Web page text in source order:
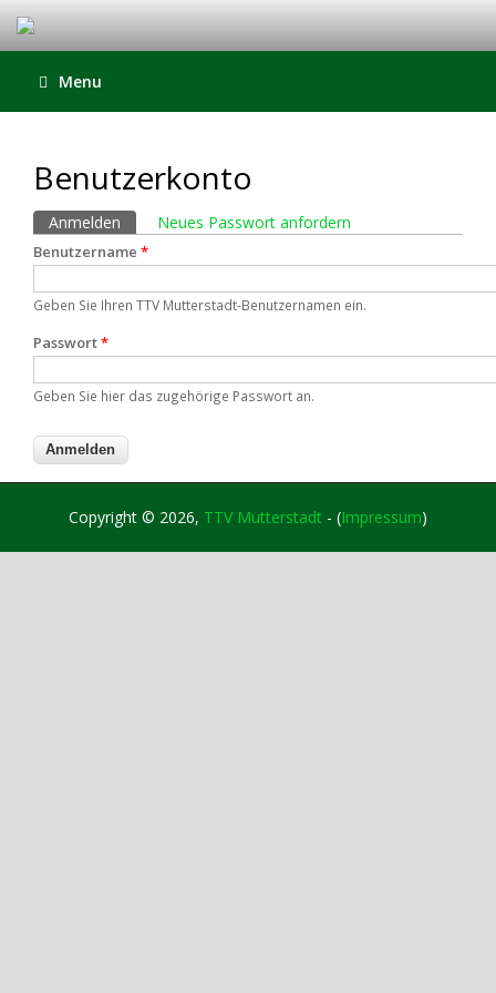
Menu
Benutzerkonto
Haupt-Reiter
Anmelden (aktiver Reiter)
Neues Passwort anfordern
Benutzername *
Geben Sie Ihren TTV Mutterstadt-Benutzernamen ein.
Passwort*
Geben Sie hier das zugehörige Passwort an.
Copyright © 2026, TTV Mutterstadt - (Impressum)